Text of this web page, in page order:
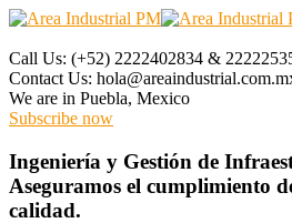
Call Us: (+52) 2222402834 &
Contact Us:
We are in Puebla, Mexico
Subscribe now
Ingeniería y Gestión de
Aseguramos el cumplimiento
calidad.